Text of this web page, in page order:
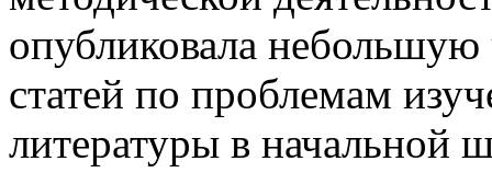
опубликовала небольшую
статей по проблемам
литературы в начальной